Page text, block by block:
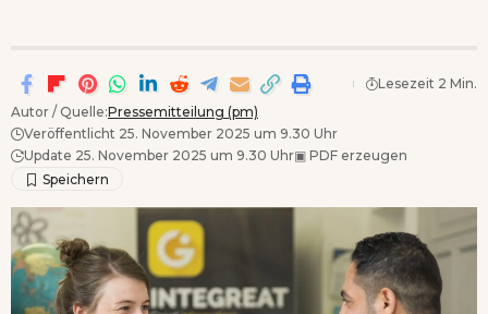
Autor / Quelle:Pressemitteilung (pm)
Veröffentlicht 25. November 2025 um 9.30 Uhr
Update 25. November 2025 um 9.30 Uhr▣ PDF erzeugen
Lesezeit 2 Min.